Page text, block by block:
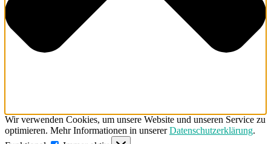
Wir verwenden Cookies, um unsere Website und unseren Service zu
optimieren. Mehr Informationen in unsererDatenschutzerklärung.
Funktional